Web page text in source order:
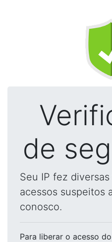
de
Seu IP fez
acessos suspeitos
conosco.
Para liberar o acesso